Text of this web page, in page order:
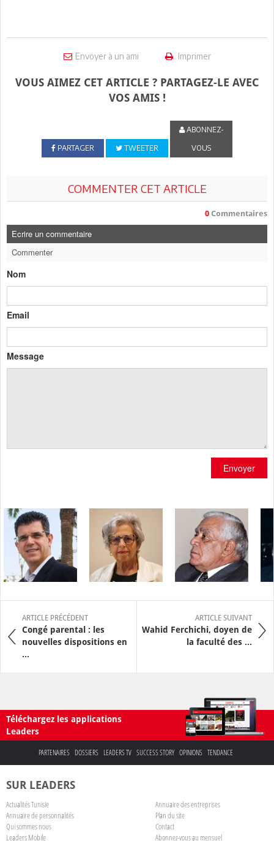
Envoyer à un ami Imprimer
VOUS AIMEZ CET ARTICLE ? PARTAGEZ-LE AVEC
VOS AMIS !
PARTAGER TWEETER
ABONNEZ-
VOUS
COMMENTER CET ARTICLE
0 Commentaires
Ecrire un commentaire
Commenter
Nom
Email
Message
Envoyer
ARTICLE PRÉCÉDENT
Congé parental : les
nouvelles dispositions en
...
ARTICLE SUIVANT
Wahid Ferchichi, doyen de
la faculté des ...
Téléchargez les applications
Leaders
PARTENAIRES DOSSIERS LEADERS TV SUCCESS STORY OPINIONS TENDANCE
SUR LEADERS
Actualités Tunisie
Annuaire des entreprises
Annuaire de personnalités
Plan du site
Qui sommes nous
Contact
Leaders Mobile
Abonnez-vous au mensuel